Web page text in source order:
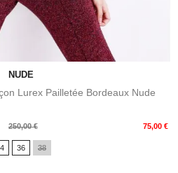
NUDE
Lurex Pailletée Bordeaux Nude
250,00 € 75,00 €
36 38